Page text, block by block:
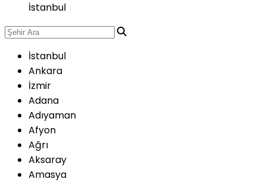
İstanbul
İstanbul
Ankara
İzmir
Adana
Adıyaman
Afyon
Ağrı
Aksaray
Amasya